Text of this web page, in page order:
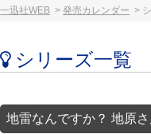
一迅社WEB 発売カレンダー
シリーズ一覧
地雷なんですか？ 地原